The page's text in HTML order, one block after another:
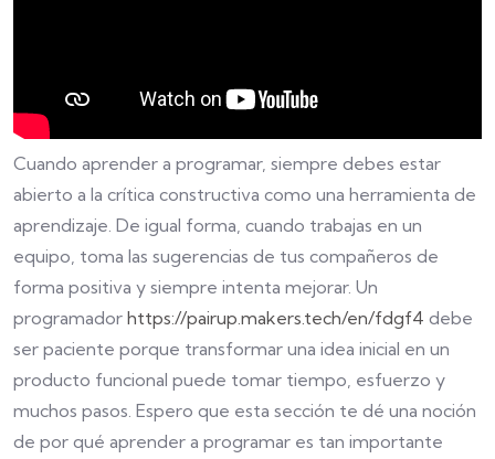
Cuando aprender a programar, siempre debes estar
abierto a la crítica constructiva como una herramienta de
aprendizaje. De igual forma, cuando trabajas en un
equipo, toma las sugerencias de tus compañeros de
forma positiva y siempre intenta mejorar. Un
programador https://pairup.makers.tech/en/fdgf4 debe
ser paciente porque transformar una idea inicial en un
producto funcional puede tomar tiempo, esfuerzo y
muchos pasos. Espero que esta sección te dé una noción
de por qué aprender a programar es tan importante